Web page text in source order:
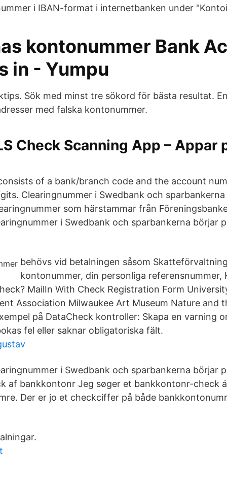
i IBAN-format i internetbanken under
kontonummer Bank
in - Yumpu
Sök med minst tre sökord för bästa resultat.
med falska kontonummer.
Check Scanning App – Appar
of a bank/branch code and the account
Clearingnummer i Swedbank och
som härstammar från
i Swedbank och sparbankerna börjar
behövs vid betalningen såsom
kontonummer, din personliga referensnummer,
MailIn With Check Registration Form
Association Milwaukee Art Museum Nature and
på DataCheck kontroller: Skapa en varning
fel eller saknar obligatoriska fält.
i Swedbank och sparbankerna börjar
af bankkontonr Jeg søger et bankkontonr-check
Der er jo et checkciffer på både